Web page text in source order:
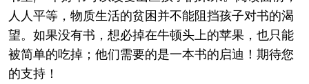
人人平等，物质生活的贫困并不能阻挡孩子对书的渴
望。如果没有书，想必掉在牛顿头上的苹果，也只能
被简单的吃掉；他们需要的是一本书的启迪！期待您
的支持！